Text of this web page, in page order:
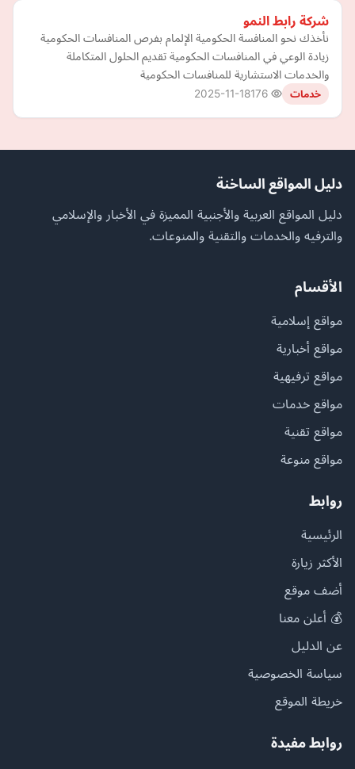
شركة رابط النمو
نأخذك نحو المنافسة الحكومية الإلمام بفرص المنافسات الحكومية
زيادة الوعي في المنافسات الحكومية تقديم الحلول المتكاملة
والخدمات الاستشارية للمنافسات الحكومية
خدمات 2025-11-18
دليل المواقع الساخنة
دليل المواقع العربية والأجنبية المميزة في الأخبار والإسلامي
والترفيه والخدمات والتقنية والمنوعات.
الأقسام
مواقع إسلامية
مواقع أخبارية
مواقع ترفيهية
مواقع خدمات
مواقع تقنية
مواقع منوعة
روابط
الرئيسية
الأكثر زيارة
أضف موقع
💰 أعلن معنا
عن الدليل
سياسة الخصوصية
خريطة الموقع
روابط مفيدة